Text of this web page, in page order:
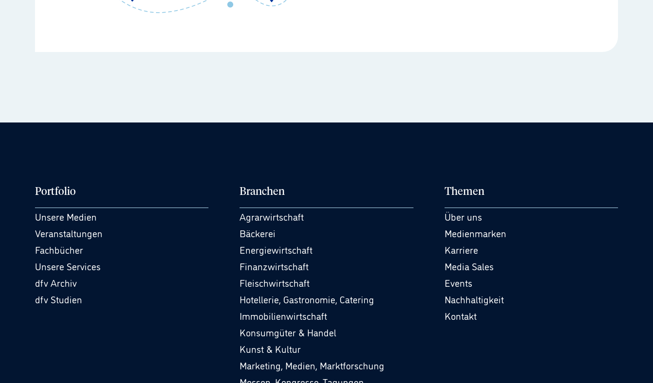
Portfolio
Unsere Medien
Veranstaltungen
Fachbücher
Unsere Services
dfv Archiv
dfv Studien
Branchen
Agrarwirtschaft
Bäckerei
Energiewirtschaft
Finanzwirtschaft
Fleischwirtschaft
Hotellerie, Gastronomie, Catering
Immobilienwirtschaft
Konsumgüter & Handel
Kunst & Kultur
Marketing, Medien, Marktforschung
Themen
Über uns
Medienmarken
Karriere
Media Sales
Events
Nachhaltigkeit
Kontakt